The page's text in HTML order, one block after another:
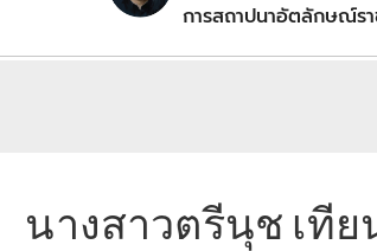
การสถาปนาอัตลักษณ์ร
นางสาวตรีนุช เทีย